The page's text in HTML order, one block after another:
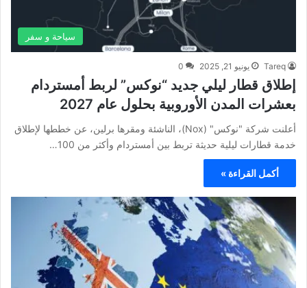
سياحة و سفر
Tareq يونيو 21, 2025 0
إطلاق قطار ليلي جديد “نوكس” لربط أمستردام
بعشرات المدن الأوروبية بحلول عام 2027
أعلنت شركة "نوكس" (Nox)، الناشئة ومقرها برلين، عن خططها لإطلاق
خدمة قطارات ليلية حديثة تربط بين أمستردام وأكثر من 100…
أكمل القراءة »